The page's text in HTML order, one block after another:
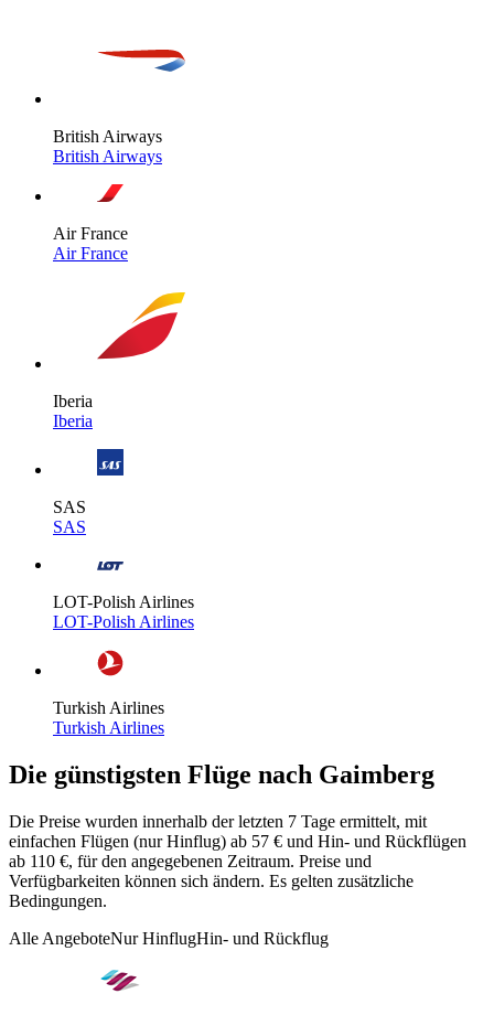
British Airways
British Airways
Air France
Air France
Iberia
Iberia
SAS
SAS
LOT-Polish Airlines
LOT-Polish Airlines
Turkish Airlines
Turkish Airlines
Die günstigsten Flüge nach Gaimberg
Die Preise wurden innerhalb der letzten 7 Tage ermittelt, mit
einfachen Flügen (nur Hinflug) ab 57 € und Hin- und Rückflügen
ab 110 €, für den angegebenen Zeitraum. Preise und
Verfügbarkeiten können sich ändern. Es gelten zusätzliche
Bedingungen.
Alle AngeboteNur HinflugHin- und Rückflug